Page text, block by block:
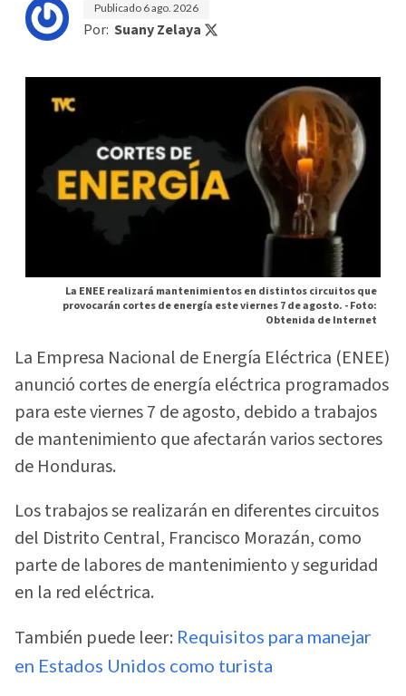
Publicado 6 ago. 2026
Por: Suany Zelaya
La ENEE realizará mantenimientos en distintos circuitos que
provocarán cortes de energía este viernes 7 de agosto. -Foto:
Obtenida de Internet
La Empresa Nacional de Energía Eléctrica (ENEE)
anunció cortes de energía eléctrica programados
para este viernes 7 de agosto, debido a trabajos
de mantenimiento que afectarán varios sectores
de Honduras.
Los trabajos se realizarán en diferentes circuitos
del Distrito Central, Francisco Morazán, como
parte de labores de mantenimiento y seguridad
en la red eléctrica.
También puede leer: Requisitos para manejar
en Estados Unidos como turista